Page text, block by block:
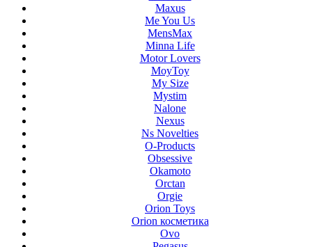
Maxus
Me You Us
MensMax
Minna Life
Motor Lovers
MoyToy
My Size
Mystim
Nalone
Nexus
Ns Novelties
O-Products
Obsessive
Okamoto
Orctan
Orgie
Orion Toys
Orion косметика
Ovo